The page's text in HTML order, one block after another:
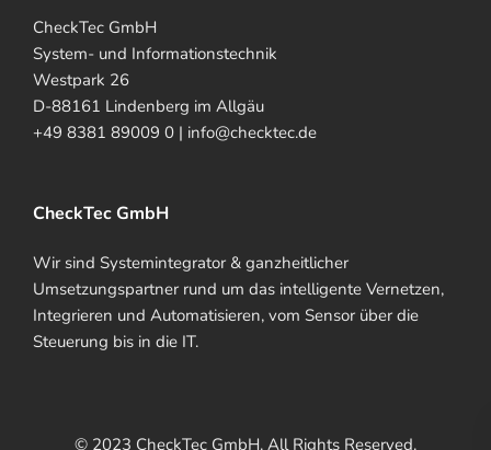
CheckTec GmbH
System- und Informationstechnik
Westpark 26
D-88161 Lindenberg im Allgäu
+49 8381 89009 0 | info@checktec.de
CheckTec GmbH
Wir sind Systemintegrator & ganzheitlicher
Umsetzungspartner rund um das intelligente Vernetzen,
Integrieren und Automatisieren, vom Sensor über die
Steuerung bis in die IT.
© 2023 CheckTec GmbH. All Rights Reserved.